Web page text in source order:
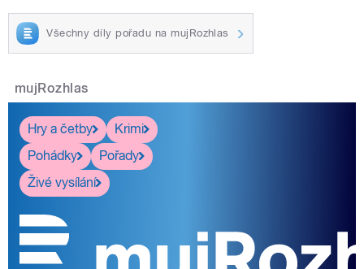
Všechny díly pořadu na mujRozhlas
mujRozhlas
Hry a četby
Krimi
Pohádky
Pořady
Živé vysílání